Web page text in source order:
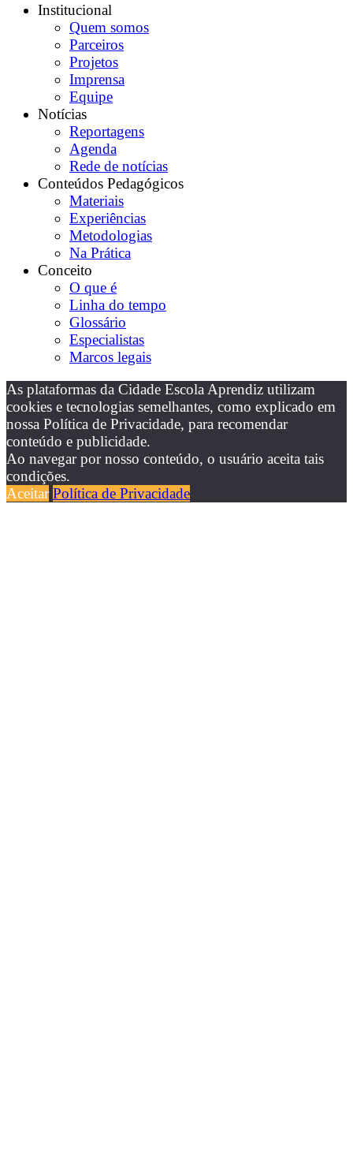
Institucional
Quem somos
Parceiros
Projetos
Imprensa
Equipe
Notícias
Reportagens
Agenda
Rede de notícias
Conteúdos Pedagógicos
Materiais
Experiências
Metodologias
Na Prática
Conceito
O que é
Linha do tempo
Glossário
Especialistas
Marcos legais
As plataformas da Cidade Escola Aprendiz utilizam
cookies e tecnologias semelhantes, como explicado em
nossa Política de Privacidade, para recomendar
conteúdo e publicidade.
Ao navegar por nosso conteúdo, o usuário aceita tais
condições.
Aceitar Política de Privacidade